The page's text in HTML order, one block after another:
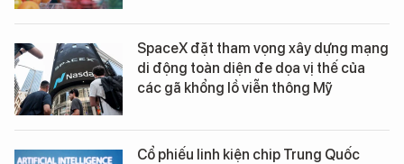
SpaceX đặt tham vọng xây dựng mạng
di động toàn diện đe dọa vị thế của
các gã khổng lồ viễn thông Mỹ
Cổ phiếu linh kiện chip Trung Quốc